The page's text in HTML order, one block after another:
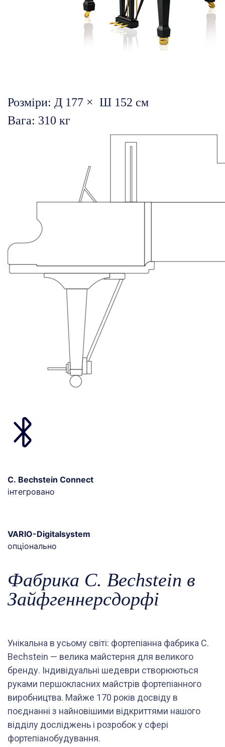
Розміри: Д 177 × Ш 152 см
Вага: 310 кг
C. Bechstein Connect
інтегровано
VARIO-Digitalsystem
опціонально
Фабрика C. Bechstein в
Зайфгеннерсдорфі
Унікальна в усьому світі: фортепіанна фабрика C.
Bechstein — велика майстерня для великого
бренду. Індивідуальні шедеври створюються
руками першокласних майстрів фортепіанного
виробництва. Майже 170 років досвіду в
поєднанні з найновішими відкриттями нашого
відділу досліджень і розробок у сфері
фортепіанобудування.